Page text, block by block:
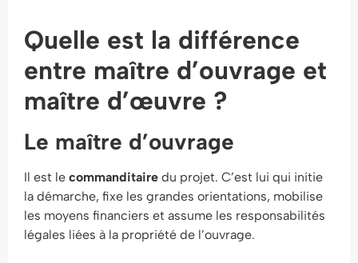
Quelle est la différence
entre maître d’ouvrage et
maître d’œuvre ?
Le maître d’ouvrage
Il est le commanditaire du projet. C’est lui qui initie
la démarche, fixe les grandes orientations, mobilise
les moyens financiers et assume les responsabilités
légales liées à la propriété de l’ouvrage.